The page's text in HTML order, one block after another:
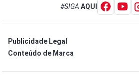
#SIGA AQUI
Publicidade Legal
Conteúdo de Marca